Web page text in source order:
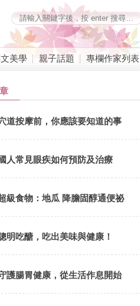
美學 親子話題 專欄作家列表
道按摩前，你應該要知道的事
人常見眼疾如何預防及治療
級食物：地瓜 降膽固醇通便祕
明吃醣，吃出美味與健康！
護腸胃健康，從生活作息開始